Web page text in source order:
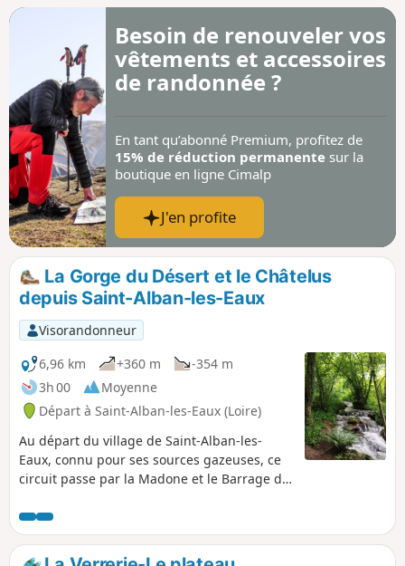
Besoin de renouveler vos
vêtements et accessoires
de randonnée ?
En tant qu’abonné Premium, profitez de
15% de réduction permanente sur la
boutique en ligne Cimalp
J'en profite
La Gorge du Désert et le Châtelus
depuis Saint-Alban-les-Eaux
Visorandonneur
6,96 km
+360 m
-354 m
3h 00
Moyenne
Départ à Saint-Alban-les-Eaux (Loire)
Au départ du village de Saint-Alban-les-
Eaux, connu pour ses sources gazeuses, ce
circuit passe par la Madone et le Barrage de
Désert et la cascade. Points de vue du
Châtelus et du belvédère au retour.